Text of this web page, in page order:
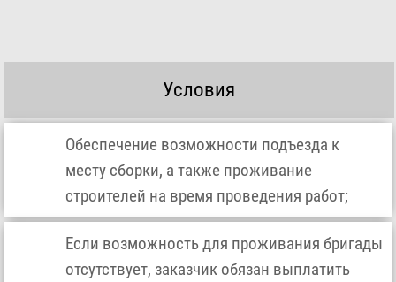
Условия
Обеспечение возможности подъезда к
месту сборки, а также проживание
строителей на время проведения работ;
Если возможность для проживания бригады
отсутствует, заказчик обязан выплатить